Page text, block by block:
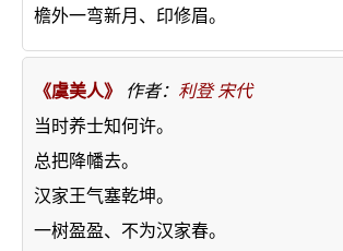
檐外一弯新月、印修眉。
《虞美人》 作者： 利登 宋代
当时养士知何许。
总把降幡去。
汉家王气塞乾坤。
一树盈盈、不为汉家春。